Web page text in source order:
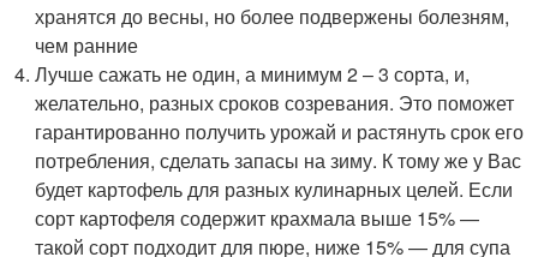
хранятся до весны, но более подвержены болезням,
чем ранние
Лучше сажать не один, а минимум 2 – 3 сорта, и,
желательно, разных сроков созревания. Это поможет
гарантированно получить урожай и растянуть срок его
потребления, сделать запасы на зиму. К тому же у Вас
будет картофель для разных кулинарных целей. Если
сорт картофеля содержит крахмала выше 15% —
такой сорт подходит для пюре, ниже 15% — для супа